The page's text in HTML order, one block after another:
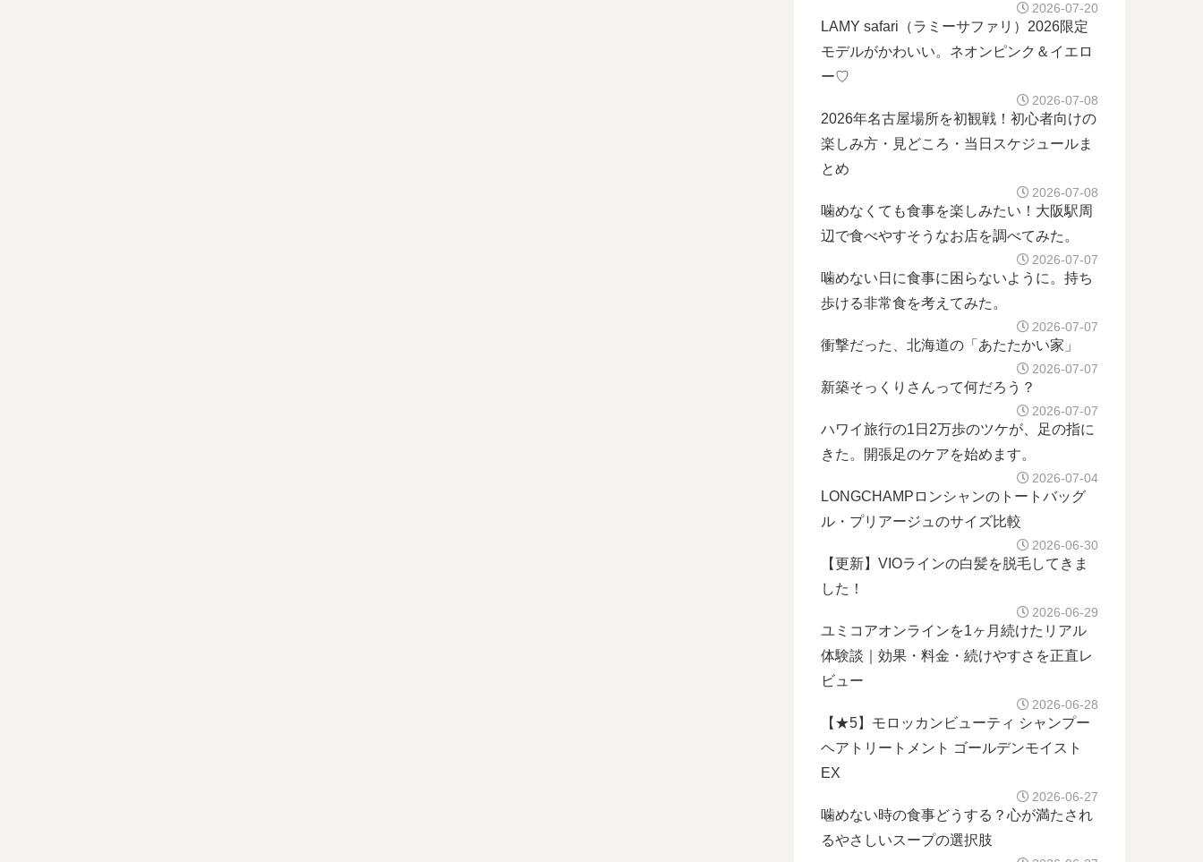
2026-07-20
LAMY safari（ラミーサファリ）2026限定
モデルがかわいい。ネオンピンク＆イエロ
ー♡
2026-07-08
2026年名古屋場所を初観戦！初心者向けの
楽しみ方・見どころ・当日スケジュールま
とめ
2026-07-08
噛めなくても食事を楽しみたい！大阪駅周
辺で食べやすそうなお店を調べてみた。
2026-07-07
噛めない日に食事に困らないように。持ち
歩ける非常食を考えてみた。
2026-07-07
衝撃だった、北海道の「あたたかい家」
2026-07-07
新築そっくりさんって何だろう？
2026-07-07
ハワイ旅行の1日2万歩のツケが、足の指に
きた。開張足のケアを始めます。
2026-07-04
LONGCHAMPロンシャンのトートバッグ
ル・プリアージュのサイズ比較
2026-06-30
【更新】VIOラインの白髪を脱毛してきま
した！
2026-06-29
ユミコアオンラインを1ヶ月続けたリアル
体験談｜効果・料金・続けやすさを正直レ
ビュー
2026-06-28
【★5】モロッカンビューティ シャンプー
ヘアトリートメント ゴールデンモイスト
EX
2026-06-27
噛めない時の食事どうする？心が満たされ
るやさしいスープの選択肢